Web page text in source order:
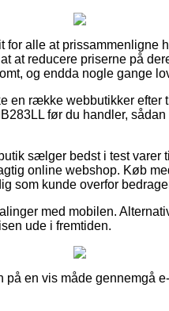
alle at prissammenligne
at reducere priserne på
og endda nogle gange
en række webbutikker efter
før du handler,
sælger bedst i test varer
online webshop. Køb
som kunde overfor
med mobilen.
ude i fremtiden.
på en vis måde gennemgå